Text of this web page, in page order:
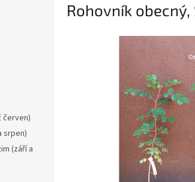
červen)
srpen)
(září a
Rohovník